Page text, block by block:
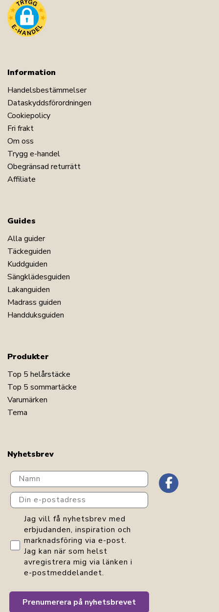
Information
Handelsbestämmelser
Dataskyddsförordningen
Cookiepolicy
Fri frakt
Om oss
Trygg e-handel
Obegränsad returrätt
Affiliate
Guides
Alla guider
Täckeguiden
Kuddguiden
Sängklädesguiden
Lakanguiden
Madrass guiden
Handduksguiden
Produkter
Top 5 helårstäcke
Top 5 sommartäcke
Varumärken
Tema
Nyhetsbrev
Navn
Din e-postadress
GDPR consent
Jag vill få nyhetsbrev med
erbjudanden, inspiration och
marknadsföring via e-post.
Jag kan när som helst
avregistrera mig via länken i
e-postmeddelandet.
Prenumerera på nyhetsbrevet